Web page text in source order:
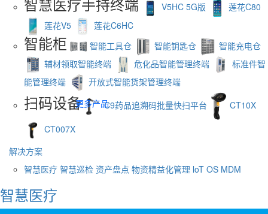
V5HC 5G版
莲花C80
莲花V5
莲花C6HC
智能柜 智能工具仓 智能钥匙仓
智能充电仓
辅材领取智能终端
危化品智能管理终端
标准件智
能管理终端
开放式智能货架管理终端
扫码设备 C9药品追溯码批量快扫平台
CT10X
CT007X
更多产品
解决方案
智慧医疗 智慧巡检 资产盘点 物资精益化管理 loT OS MDM
智慧医疗